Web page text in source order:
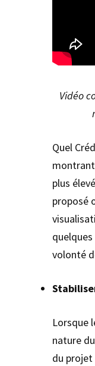
Vidéo
Quel
plus
proposé
volonté
Lorsque
nature
du projet